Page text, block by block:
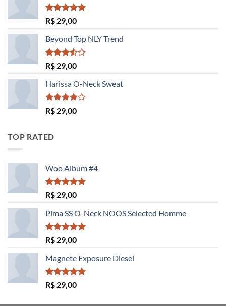
Avaliação
5.00
de 5
R$ 29,00
Beyond Top NLY Trend
Avaliação
3.50
de
5
R$ 29,00
Harissa O-Neck Sweat
Avaliação
4.00
de
R$ 29,00
TOP RATED
Woo Album #4
Avaliação
5.00
de 5
R$ 29,00
Pima SS O-Neck NOOS Selected Homme
Avaliação
5.00
de 5
R$ 29,00
Magnete Exposure Diesel
Avaliação
5.00
de 5
R$ 29,00